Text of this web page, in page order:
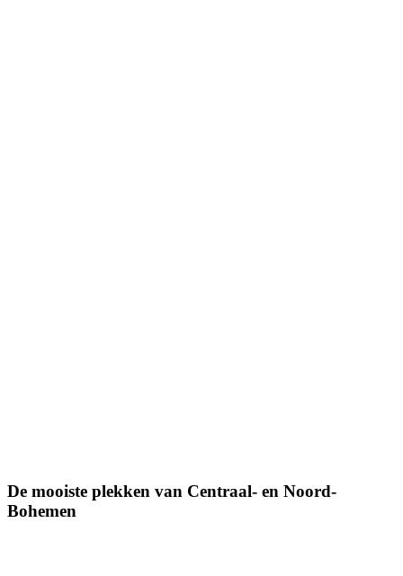
De mooiste plekken van Centraal- en Noord-
Bohemen